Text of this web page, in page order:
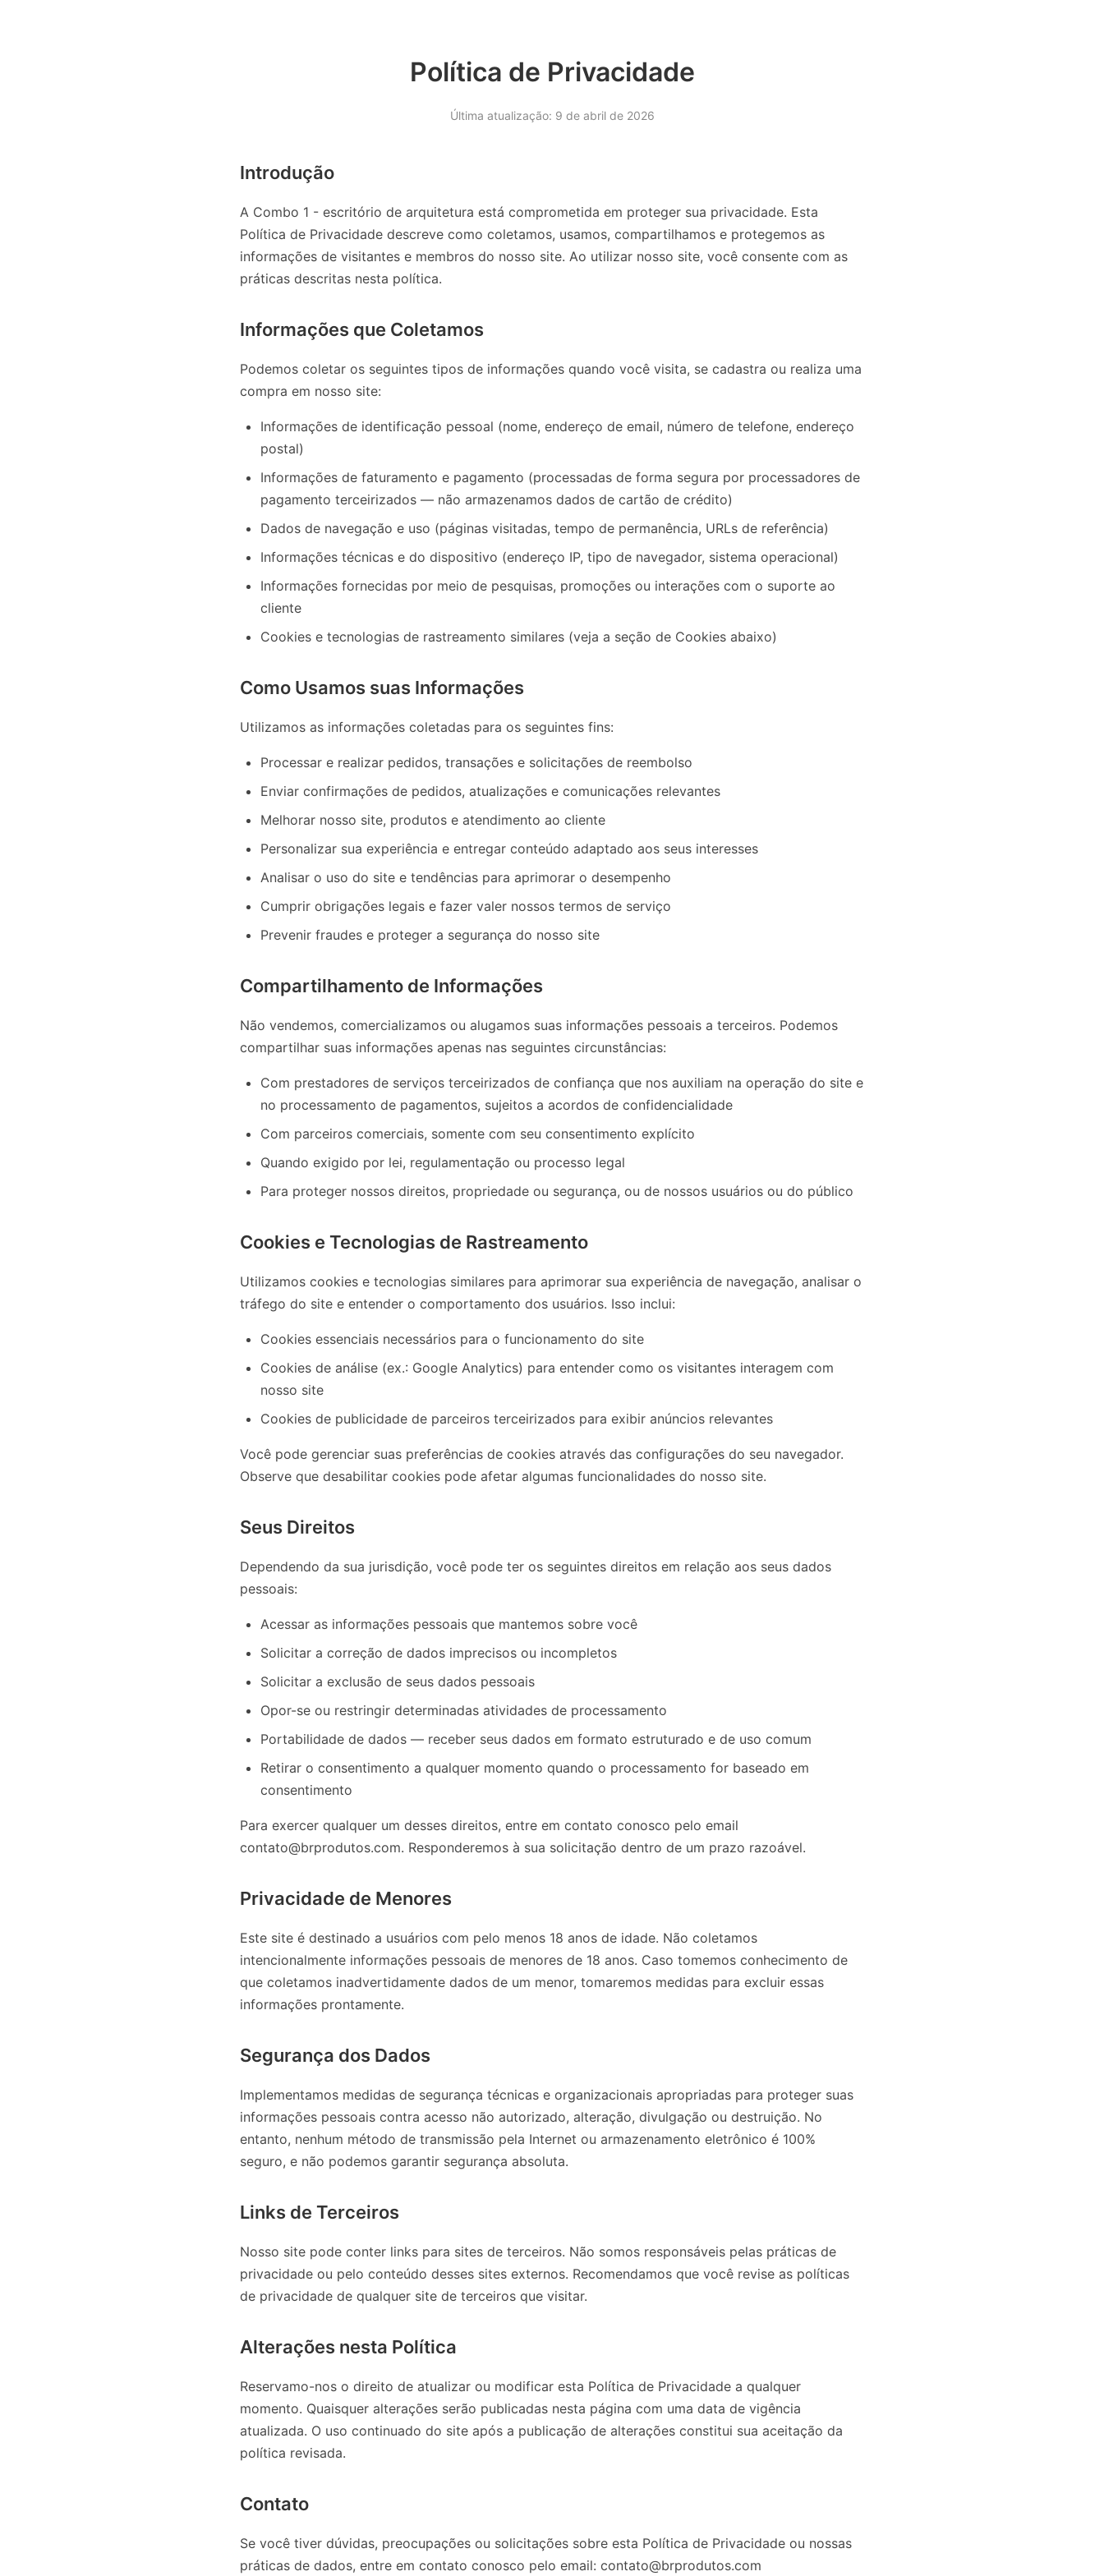
Política de Privacidade
Última atualização: 9 de abril de 2026
Introdução
A Combo 1 - escritório de arquitetura está comprometida em proteger sua privacidade. Esta
Política de Privacidade descreve como coletamos, usamos, compartilhamos e protegemos as
informações de visitantes e membros do nosso site. Ao utilizar nosso site, você consente com as
práticas descritas nesta política.
Informações que Coletamos
Podemos coletar os seguintes tipos de informações quando você visita, se cadastra ou realiza uma
compra em nosso site:
Informações de identificação pessoal (nome, endereço de email, número de telefone, endereço
postal)
Informações de faturamento e pagamento (processadas de forma segura por processadores de
pagamento terceirizados — não armazenamos dados de cartão de crédito)
Dados de navegação e uso (páginas visitadas, tempo de permanência, URLs de referência)
Informações técnicas e do dispositivo (endereço IP, tipo de navegador, sistema operacional)
Informações fornecidas por meio de pesquisas, promoções ou interações com o suporte ao
cliente
Cookies e tecnologias de rastreamento similares (veja a seção de Cookies abaixo)
Como Usamos suas Informações
Utilizamos as informações coletadas para os seguintes fins:
Processar e realizar pedidos, transações e solicitações de reembolso
Enviar confirmações de pedidos, atualizações e comunicações relevantes
Melhorar nosso site, produtos e atendimento ao cliente
Personalizar sua experiência e entregar conteúdo adaptado aos seus interesses
Analisar o uso do site e tendências para aprimorar o desempenho
Cumprir obrigações legais e fazer valer nossos termos de serviço
Prevenir fraudes e proteger a segurança do nosso site
Compartilhamento de Informações
Não vendemos, comercializamos ou alugamos suas informações pessoais a terceiros. Podemos
compartilhar suas informações apenas nas seguintes circunstâncias:
Com prestadores de serviços terceirizados de confiança que nos auxiliam na operação do site e
no processamento de pagamentos, sujeitos a acordos de confidencialidade
Com parceiros comerciais, somente com seu consentimento explícito
Quando exigido por lei, regulamentação ou processo legal
Para proteger nossos direitos, propriedade ou segurança, ou de nossos usuários ou do público
Cookies e Tecnologias de Rastreamento
Utilizamos cookies e tecnologias similares para aprimorar sua experiência de navegação, analisar o
tráfego do site e entender o comportamento dos usuários. Isso inclui:
Cookies essenciais necessários para o funcionamento do site
Cookies de análise (ex.: Google Analytics) para entender como os visitantes interagem com
nosso site
Cookies de publicidade de parceiros terceirizados para exibir anúncios relevantes
Você pode gerenciar suas preferências de cookies através das configurações do seu navegador.
Observe que desabilitar cookies pode afetar algumas funcionalidades do nosso site.
Seus Direitos
Dependendo da sua jurisdição, você pode ter os seguintes direitos em relação aos seus dados
pessoais:
Acessar as informações pessoais que mantemos sobre você
Solicitar a correção de dados imprecisos ou incompletos
Solicitar a exclusão de seus dados pessoais
Opor-se ou restringir determinadas atividades de processamento
Portabilidade de dados — receber seus dados em formato estruturado e de uso comum
Retirar o consentimento a qualquer momento quando o processamento for baseado em
consentimento
Para exercer qualquer um desses direitos, entre em contato conosco pelo email
contato@brprodutos.com. Responderemos à sua solicitação dentro de um prazo razoável.
Privacidade de Menores
Este site é destinado a usuários com pelo menos 18 anos de idade. Não coletamos
intencionalmente informações pessoais de menores de 18 anos. Caso tomemos conhecimento de
que coletamos inadvertidamente dados de um menor, tomaremos medidas para excluir essas
informações prontamente.
Segurança dos Dados
Implementamos medidas de segurança técnicas e organizacionais apropriadas para proteger suas
informações pessoais contra acesso não autorizado, alteração, divulgação ou destruição. No
entanto, nenhum método de transmissão pela Internet ou armazenamento eletrônico é 100%
seguro, e não podemos garantir segurança absoluta.
Links de Terceiros
Nosso site pode conter links para sites de terceiros. Não somos responsáveis pelas práticas de
privacidade ou pelo conteúdo desses sites externos. Recomendamos que você revise as políticas
de privacidade de qualquer site de terceiros que visitar.
Alterações nesta Política
Reservamo-nos o direito de atualizar ou modificar esta Política de Privacidade a qualquer
momento. Quaisquer alterações serão publicadas nesta página com uma data de vigência
atualizada. O uso continuado do site após a publicação de alterações constitui sua aceitação da
política revisada.
Contato
Se você tiver dúvidas, preocupações ou solicitações sobre esta Política de Privacidade ou nossas
práticas de dados, entre em contato conosco pelo email: contato@brprodutos.com